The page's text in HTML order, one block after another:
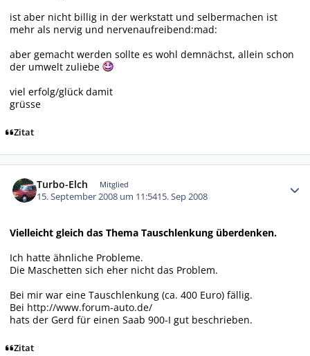
ist aber nicht billig in der werkstatt und selbermachen ist
mehr als nervig und nervenaufreibend:mad:
aber gemacht werden sollte es wohl demnächst, allein schon
der umwelt zuliebe
viel erfolg/glück damit
grüsse
Zitat
Turbo-Elch Mitglied
15. September 2008 um 11:5415. Sep 2008
Vielleicht gleich das Thema Tauschlenkung überdenken.
Ich hatte ähnliche Probleme.
Die Maschetten sich eher nicht das Problem.
Bei mir war eine Tauschlenkung (ca. 400 Euro) fällig.
Bei http://www.forum-auto.de/
hats der Gerd für einen Saab 900-I gut beschrieben.
Zitat